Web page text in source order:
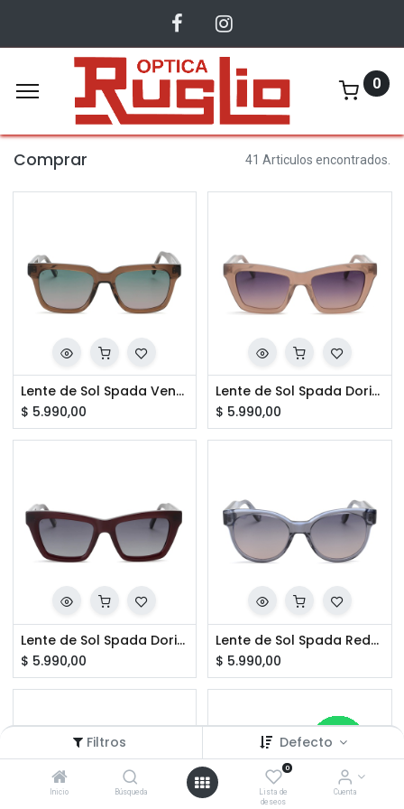
Filtros Defecto
Inicio Búsqueda
0
Lista de
deseos
Cuenta
0
Comprar 41 Articulos encontrados.
Lente de Sol Spada Venegas CO3
$ 5.990,00
Lente de Sol Spada Doria CO4
$ 5.990,00
Lente de Sol Spada Doria CO3
$ 5.990,00
Lente de Sol Spada Redon CO2
$ 5.990,00